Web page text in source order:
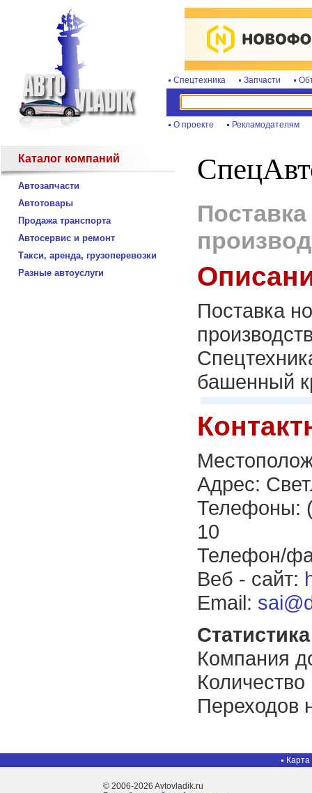
Спецтехника Запчасти
О проекте Рекламодателям
Каталог компаний
Автозапчасти
Автотовары
Продажа транспорта
Автосервис и ремонт
Такси, аренда, грузоперевозки
Разные автоуслуги
Поставка
башенный
Адрес:
Телефоны:
10
Телефон/
Веб - сайт:
Email:
Компания
Переходов
Карта
© 2006-2026 Avtovladik.ru